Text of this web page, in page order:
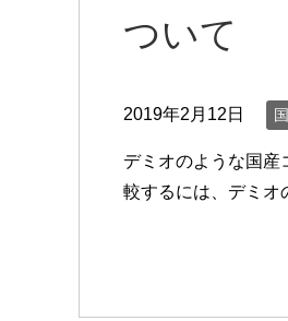
ついて
2019年2月12日
デミオのような国産
較するには、デミオ